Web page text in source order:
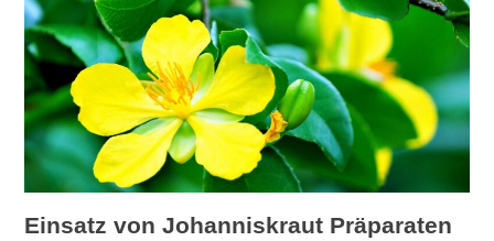
Einsatz von Johanniskraut Präparaten